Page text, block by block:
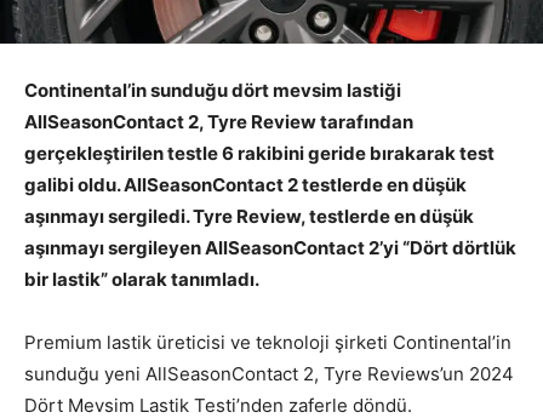
Continental’in sunduğu dört mevsim lastiği
AllSeasonContact 2, Tyre Review tarafından
gerçekleştirilen testle 6 rakibini geride bırakarak test
galibi oldu. AllSeasonContact 2 testlerde en düşük
aşınmayı sergiledi. Tyre Review, testlerde en düşük
aşınmayı sergileyen AllSeasonContact 2’yi “Dört dörtlük
bir lastik” olarak tanımladı.
Premium lastik üreticisi ve teknoloji şirketi Continental’in
sunduğu yeni AllSeasonContact 2, Tyre Reviews’un 2024
Dört Mevsim Lastik Testi’nden zaferle döndü.